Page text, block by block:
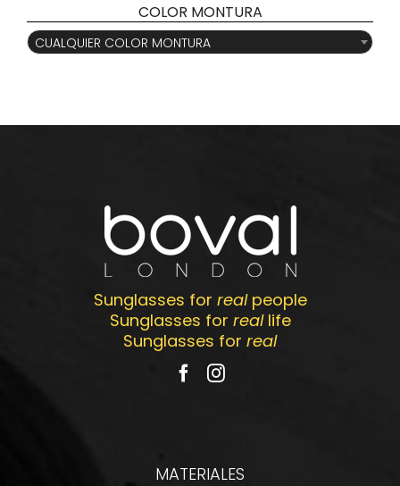
COLOR MONTURA

CUALQUIER COLOR MONTURA
Sunglasses for realpeople
Sunglasses for reallife
Sunglasses for real
MATERIALES